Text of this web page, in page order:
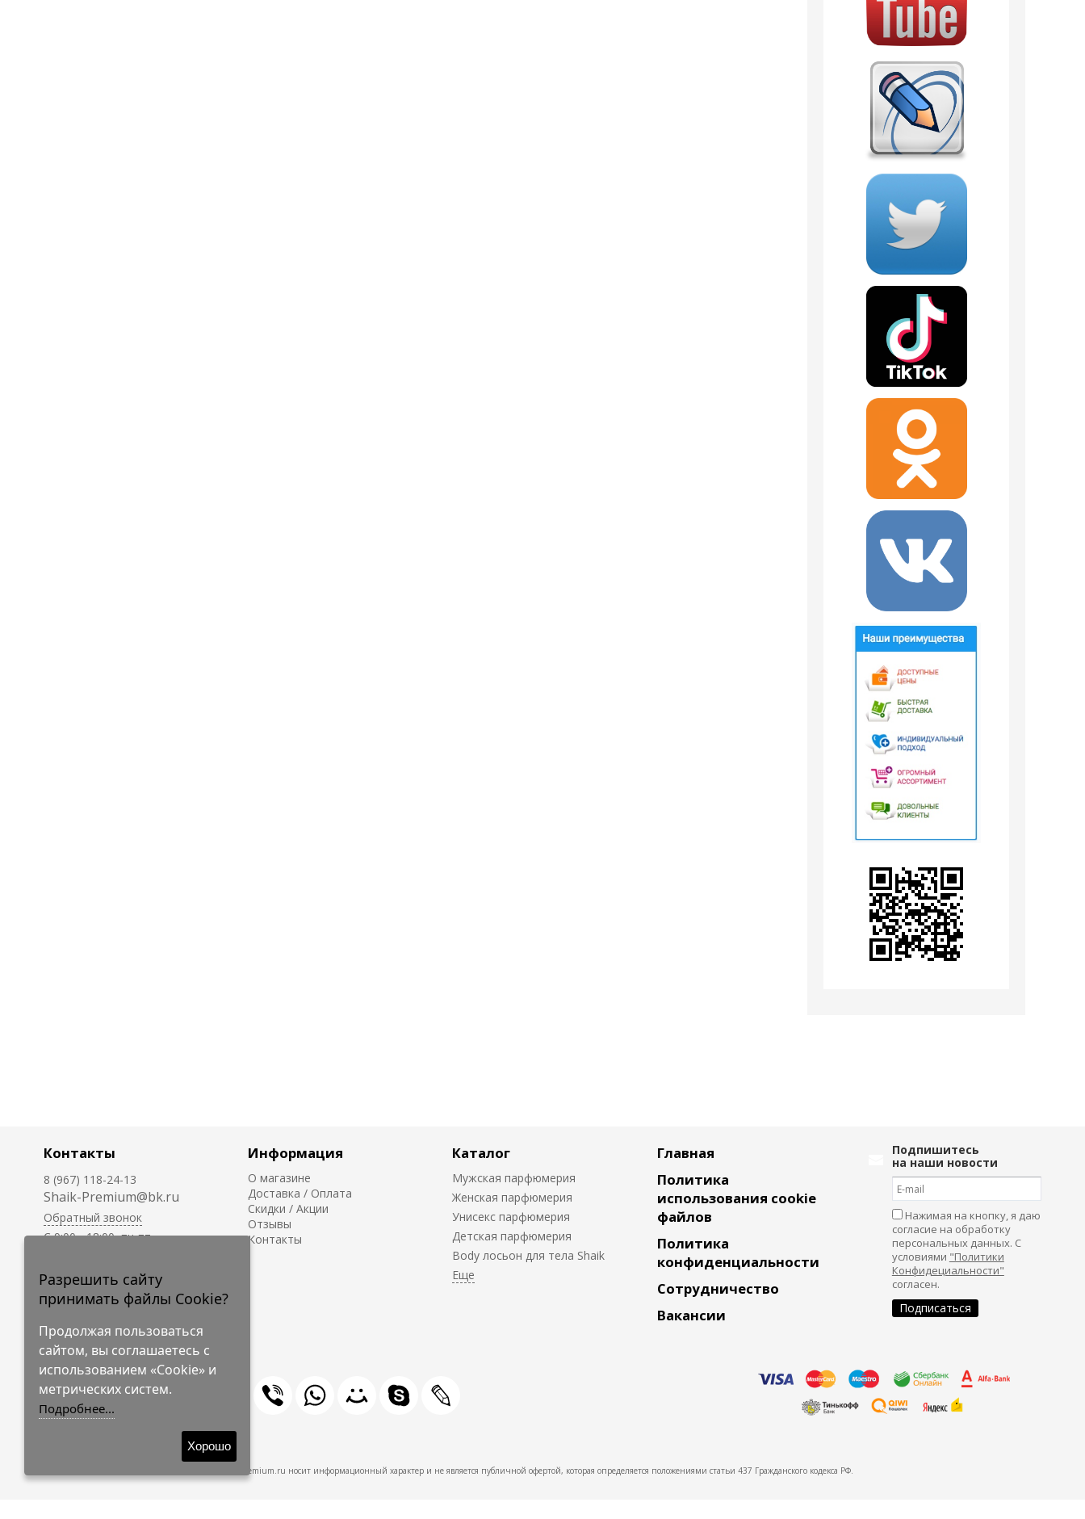
Контакты
8 (967) 118-24-13
Shaik-Premium@bk.ru
Обратный звонок
C 9:00 - 18:00, пн-пт
круглосуточно.
Информация
О магазине
Доставка / Оплата
Скидки / Акции
Отзывы
Контакты
Каталог
Мужская парфюмерия
Женская парфюмерия
Унисекс парфюмерия
Детская парфюмерия
Body лосьон для тела Shaik
Главная
Политика
использования cookie
файлов
Политика
конфиденциальности
Сотрудничество
Вакансии
Подпишитесь
на наши новости
Нажимая на кнопку, я даю
согласие на обработку
персональных данных. С
условиями "Политики
Конфидециальности"
согласен.
© 2009-2026 Shaik-Premium
Shaik-Premium.ru носит информационный характер и не является публичной офертой, которая определяется положениями статьи 437 Гражданского кодекса РФ.
Разрешить сайту
принимать файлы Cookie?
Продолжая пользоваться
сайтом, вы соглашаетесь с
использованием «Cookie» и
метрических систем.
Подробнее...
Хорошо